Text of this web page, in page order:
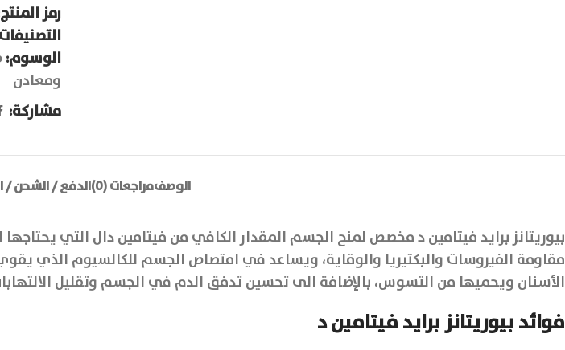
رمز
الوسوم:
ومعادن
مشاركة:
الوصفمراجعات (0) الدفع / الشحن /
بيوريتانز برايد فيتامين د مخصص لمنح الجسم المقدار الكافي من فيتامين دال التي
مقاومة الفيروسات والبكتيريا والوقاية، ويساعد في امتصاص الجسم للكالسيوم الذي
الأسنان ويحميها من التسوس، بالإضافة الى تحسين تدفق الدم في الجسم وتقليل
فوائد بيوريتانز برايد فيتامين د